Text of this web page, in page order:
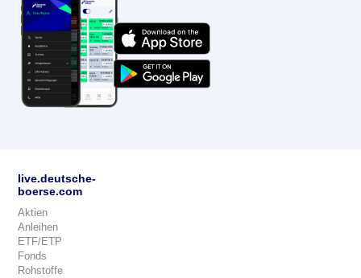
live.deutsche-
boerse.com
Aktien
Anleihen
ETF/ETP
Fonds
Rohstoffe